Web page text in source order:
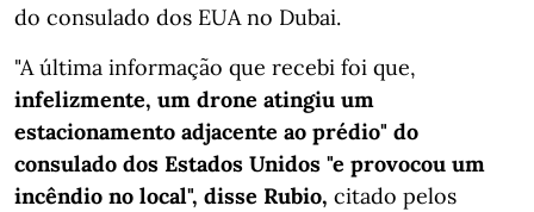
do consulado dos EUA no Dubai.
"A última informação que recebi foi que,
infelizmente, um drone atingiu um
estacionamento adjacente ao prédio" do
consulado dos Estados Unidos "e provocou um
incêndio no local", disse Rubio, citado pelos